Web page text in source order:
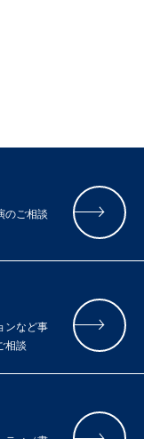
のご相談
ンなど事
相談